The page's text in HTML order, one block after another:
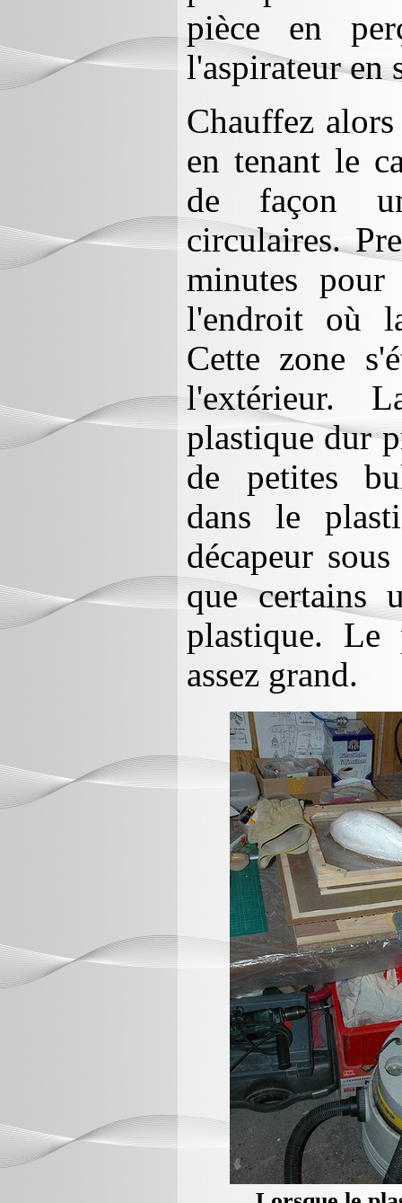
pièce en
l'aspirateur en
Chauffez
en tenant le
de façon
circulaires.
minutes
l'endroit où
Cette zone
l'extérieur.
plastique dur
de petites
dans le
décapeur
que certains
plastique.
assez grand.